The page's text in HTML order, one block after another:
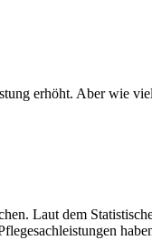
erhöht. Aber wie
Laut dem